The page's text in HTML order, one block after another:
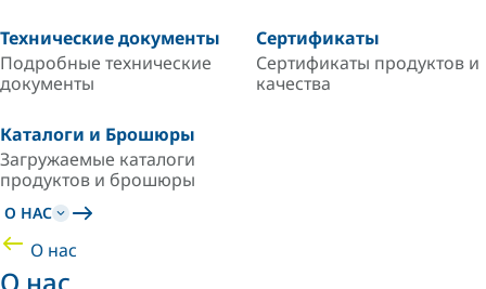
Технические документы
Подробные технические
документы
Сертификаты
Сертификаты продуктов и
качества
Каталоги и Брошюры
Загружаемые каталоги
продуктов и брошюры
О НАС
О нас